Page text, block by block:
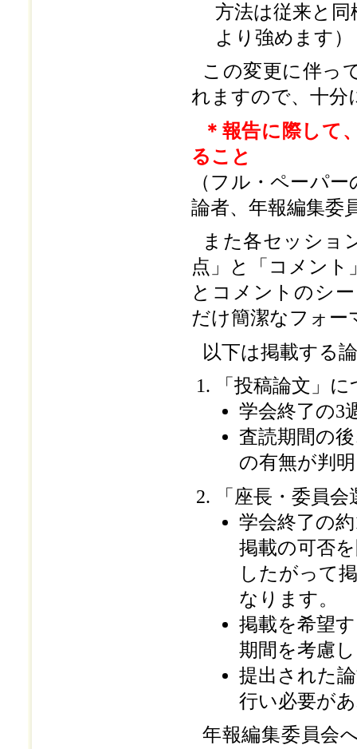
方法は従来と
より強めます）
この変更に伴っ
れますので、十分
＊報告に際して
ること
（フル・ペーパ
論者、年報編集委
また各セッショ
点」と「コメン
とコメントのシ
だけ簡潔なフォー
以下は掲載する
「投稿論文」
学会終了の3
査読期間の
の有無が判
「座長・委員
学会終了の
掲載の可否
したがって
なります。
掲載を希望
期間を考慮
提出された
行い必要が
年報編集委員会